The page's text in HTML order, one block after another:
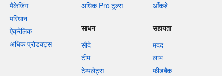
पैकेजिंग
परिधान
ऐक्रेलिक
अधिक प्रोडक्ट्स
अधिक Pro टूल्स
आँकड़े
साधन
सौदे
टीम
टेम्पलेट्स
सहायता
मदद
लाभ
फीडबैक